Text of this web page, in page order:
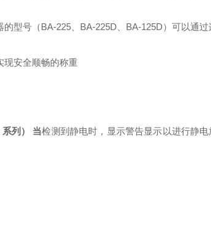
型号（BA-225、BA-225D、BA-125D）可以通
现安全顺畅的称重
列） 当检测到静电时 ，显示警告显示以进行静电